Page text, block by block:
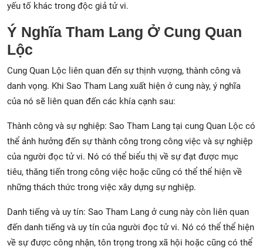
yếu tố khác trong độc giả tử vi.
Ý Nghĩa Tham Lang Ở Cung Quan
Lộc
Cung Quan Lộc liên quan đến sự thịnh vượng, thành công và
danh vọng. Khi Sao Tham Lang xuất hiện ở cung này, ý nghĩa
của nó sẽ liên quan đến các khía cạnh sau:
Thành công và sự nghiệp: Sao Tham Lang tại cung Quan Lộc có
thể ảnh hưởng đến sự thành công trong công việc và sự nghiệp
của người đọc tử vi. Nó có thể biểu thị về sự đạt được mục
tiêu, thăng tiến trong công việc hoặc cũng có thể thể hiện về
những thách thức trong việc xây dựng sự nghiệp.
Danh tiếng và uy tín: Sao Tham Lang ở cung này còn liên quan
đến danh tiếng và uy tín của người đọc tử vi. Nó có thể thể hiện
về sự được công nhận, tôn trọng trong xã hội hoặc cũng có thể